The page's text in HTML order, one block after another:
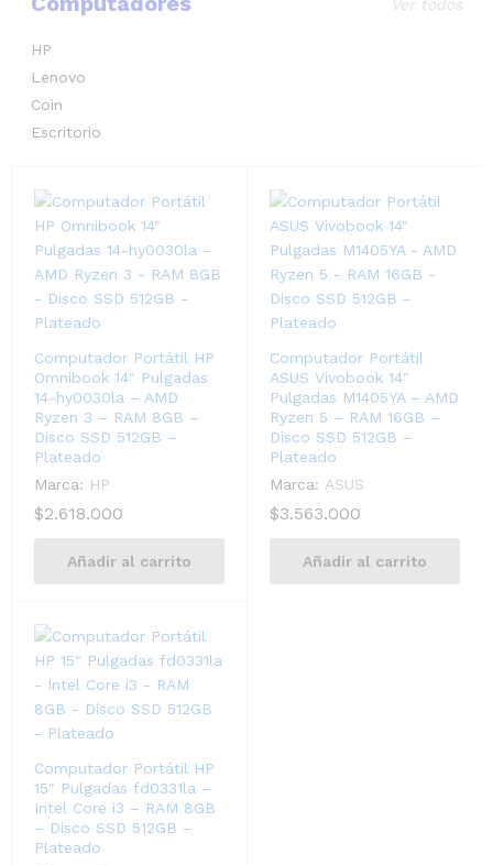
HP
Lenovo
Coin
Escritorio
Ver todos
Computador Portátil HP
Omnibook 14″ Pulgadas
14-hy0030la – AMD
Ryzen 3 – RAM 8GB –
Disco SSD 512GB –
Plateado
Marca: HP
$2.618.000
Añadir al carrito
Computador Portátil
ASUS Vivobook 14″
Pulgadas M1405YA – AMD
Ryzen 5 – RAM 16GB –
Disco SSD 512GB –
Plateado
Marca: ASUS
$3.563.000
Añadir al carrito
Computador Portátil HP
15″ Pulgadas fd0331la –
Intel Core i3 – RAM 8GB
– Disco SSD 512GB –
Plateado